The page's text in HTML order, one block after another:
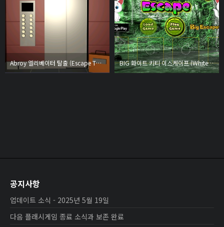
Abroy 엘리베이터 탈출 (Escape The Elevator) BIG 화이트 키티 이스케이프 (White Kitty Escape)
공지사항
업데이트 소식 - 2025년 5월 19일
다음 플래시게임 종료 소식과 보존 완료